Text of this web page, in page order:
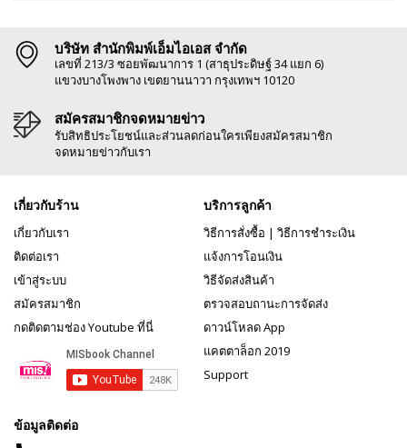
บริษัท สำนักพิมพ์เอ็มไอเอส จำกัด
เลขที่ 213/3 ซอยพัฒนาการ 1 (สาธุประดิษฐ์ 34 แยก 6)
แขวงบางโพงพาง เขตยานนาวา กรุงเทพฯ 10120
สมัครสมาชิกจดหมายข่าว
รับสิทธิประโยชน์และส่วนลดก่อนใครเพียงสมัครสมาชิก
จดหมายข่าวกับเรา
เกี่ยวกับร้าน
เกี่ยวกับเรา
ติดต่อเรา
เข้าสู่ระบบ
สมัครสมาชิก
กดติดตามช่อง Youtube ที่นี่
บริการลูกค้า
วิธีการสั่งซื้อ | วิธีการชำระเงิน
แจ้งการโอนเงิน
วิธีจัดส่งสินค้า
ตรวจสอบถานะการจัดส่ง
ดาวน์โหลด App
แคตตาล็อก 2019
Support
ข้อมูลติดต่อ